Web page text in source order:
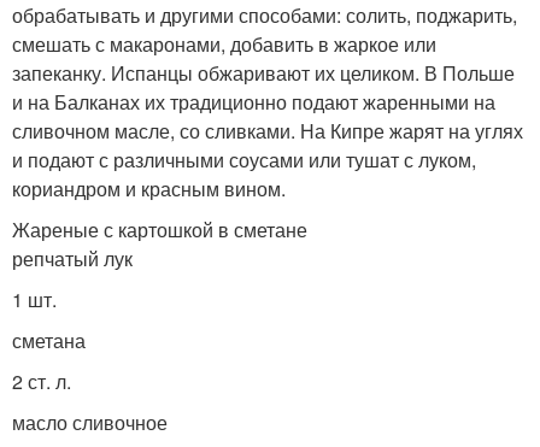
обрабатывать и другими способами: солить, поджарить,
смешать с макаронами, добавить в жаркое или
запеканку. Испанцы обжаривают их целиком. В Польше
и на Балканах их традиционно подают жаренными на
сливочном масле, со сливками. На Кипре жарят на углях
и подают с различными соусами или тушат с луком,
кориандром и красным вином.
Жареные с картошкой в сметане
репчатый лук
1 шт.
сметана
2 ст. л.
масло сливочное